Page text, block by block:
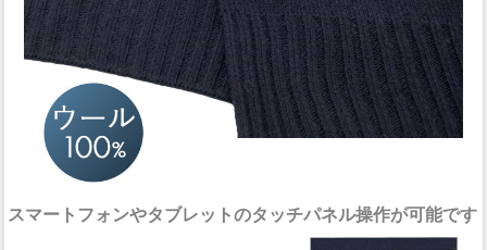
スマートフォンやタブレットのタッチパネル操作が可能です